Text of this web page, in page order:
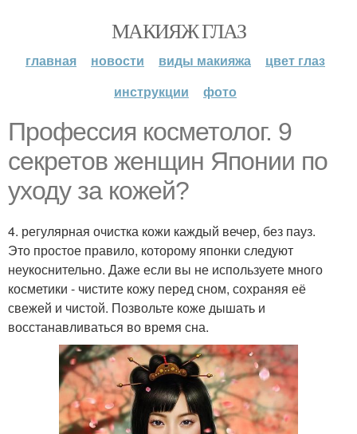
МАКИЯЖ ГЛАЗ
главная новости виды макияжа
цвет глаз
инструкции
фото
Профессия косметолог. 9
секретов женщин Японии по
уходу за кожей?
4. регулярная очистка кожи каждый вечер, без пауз.
Это простое правило, которому японки следуют
неукоснительно. Даже если вы не используете много
косметики - чистите кожу перед сном, сохраняя её
свежей и чистой. Позвольте коже дышать и
восстанавливаться во время сна.